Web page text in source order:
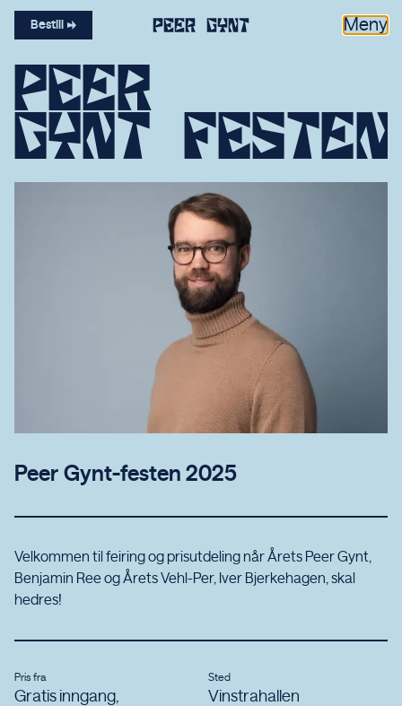
Bestill Meny
Peé r
Gynt festén
Peer Gynt-festen 2025
Velkommen til feiring og prisutdeling når Årets Peer Gynt,
Benjamin Ree og Årets Vehl-Per, Iver Bjerkehagen, skal
hedres!
Pris fra
Gratis inngang,
Sted
Vinstrahallen